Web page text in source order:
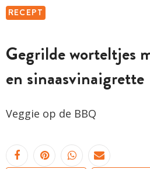
RECEPT
Gegrilde worteltjes
en sinaasvinaigrette
Veggie op de BBQ